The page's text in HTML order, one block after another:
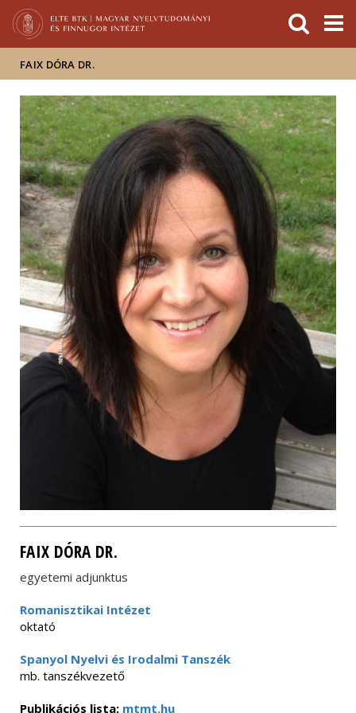
Hírek
Események
ELTE a
sajtóban
FAIX DÓRA DR.
FAIX DÓRA DR.
egyetemi adjunktus
Romanisztikai Intézet
oktató
Spanyol Nyelvi és Irodalmi Tanszék
mb. tanszékvezető
Publikációs lista: mtmt.hu